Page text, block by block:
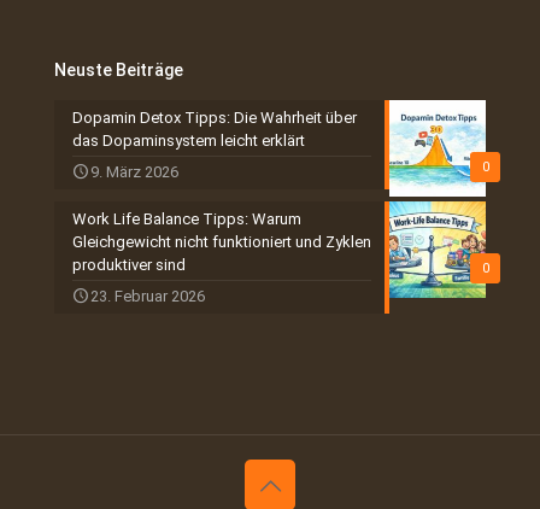
Neuste Beiträge
0
Dopamin Detox Tipps: Die Wahrheit über
das Dopaminsystem leicht erklärt
9. März 2026
0
Work Life Balance Tipps: Warum
Gleichgewicht nicht funktioniert und Zyklen
produktiver sind
23. Februar 2026